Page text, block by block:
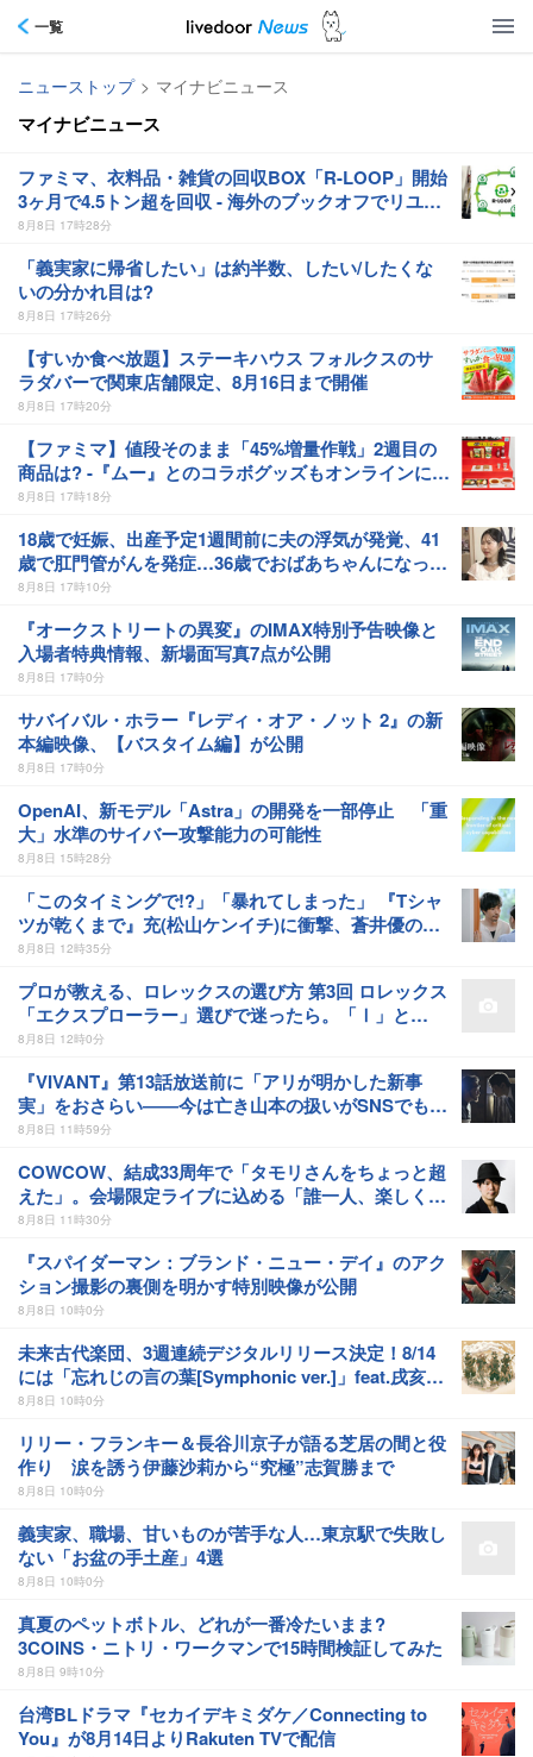
一覧
ニューストップ > マイナビニュース
マイナビニュース
ファミマ、衣料品・雑貨の回収BOX「R-LOOP」開始
3ヶ月で4.5トン超を回収 - 海外のブックオフでリユー
ス品を販売
8月8日 17時28分
「義実家に帰省したい」は約半数、したい/したくな
いの分かれ目は?
8月8日 17時26分
【すいか食べ放題】ステーキハウス フォルクスのサ
ラダバーで関東店舗限定、8月16日まで開催
8月8日 17時20分
【ファミマ】値段そのまま「45%増量作戦」2週目の
商品は? -『ムー』とのコラボグッズもオンラインに登
場
8月8日 17時18分
18歳で妊娠、出産予定1週間前に夫の浮気が発覚、41
歳で肛門管がんを発症…36歳でおばあちゃんになった
女性の人生に島田珠代も思わず涙 『愛のハイエナ
8月8日 17時10分
『オークストリートの異変』のIMAX特別予告映像と
入場者特典情報、新場面写真7点が公開
8月8日 17時0分
サバイバル・ホラー『レディ・オア・ノット 2』の新
本編映像、【バスタイム編】が公開
8月8日 17時0分
OpenAI、新モデル「Astra」の開発を一部停止 「重
大」水準のサイバー攻撃能力の可能性
8月8日 15時28分
「このタイミングで!?」「暴れてしまった」 『Tシャ
ツが乾くまで』充(松山ケンイチ)に衝撃、蒼井優の演
技力に涙の反響も
8月8日 12時35分
プロが教える、ロレックスの選び方 第3回 ロレックス
「エクスプローラー」選びで迷ったら。「Ⅰ」と
「Ⅱ」の違いをプロが解説
8月8日 12時0分
『VIVANT』第13話放送前に「アリが明かした新事
実」をおさらい――今は亡き山本の扱いがSNSでも話
題に
8月8日 11時59分
COWCOW、結成33周年で「タモリさんをちょっと超
えた」。会場限定ライブに込める「誰一人、楽しくな
かったとは言わせない」
8月8日 11時30分
『スパイダーマン：ブランド・ニュー・デイ』のアク
ション撮影の裏側を明かす特別映像が公開
8月8日 10時0分
未来古代楽団、3週連続デジタルリリース決定！8/14
には「忘れじの言の葉[Symphonic ver.]」feat.戌亥と
こを配信
8月8日 10時0分
リリー・フランキー＆長谷川京子が語る芝居の間と役
作り 涙を誘う伊藤沙莉から“究極”志賀勝まで
8月8日 10時0分
義実家、職場、甘いものが苦手な人…東京駅で失敗し
ない「お盆の手土産」4選
8月8日 10時0分
真夏のペットボトル、どれが一番冷たいまま?
3COINS・ニトリ・ワークマンで15時間検証してみた
8月8日 9時10分
台湾BLドラマ『セカイデキミダケ／Connecting to
You』が8月14日よりRakuten TVで配信